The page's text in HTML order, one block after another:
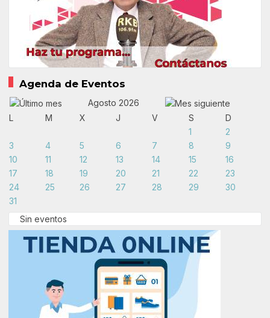
Agenda de Eventos
Agosto 2026
L
M X J V S
D
1
2
3
4 5 6 7 8
9
10
11 12 13 14 15
16
17
18 19 20 21 22
23
24
25 26 27 28 29
30
31
Sin eventos